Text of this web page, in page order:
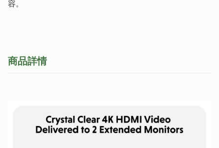
容。
商品詳情